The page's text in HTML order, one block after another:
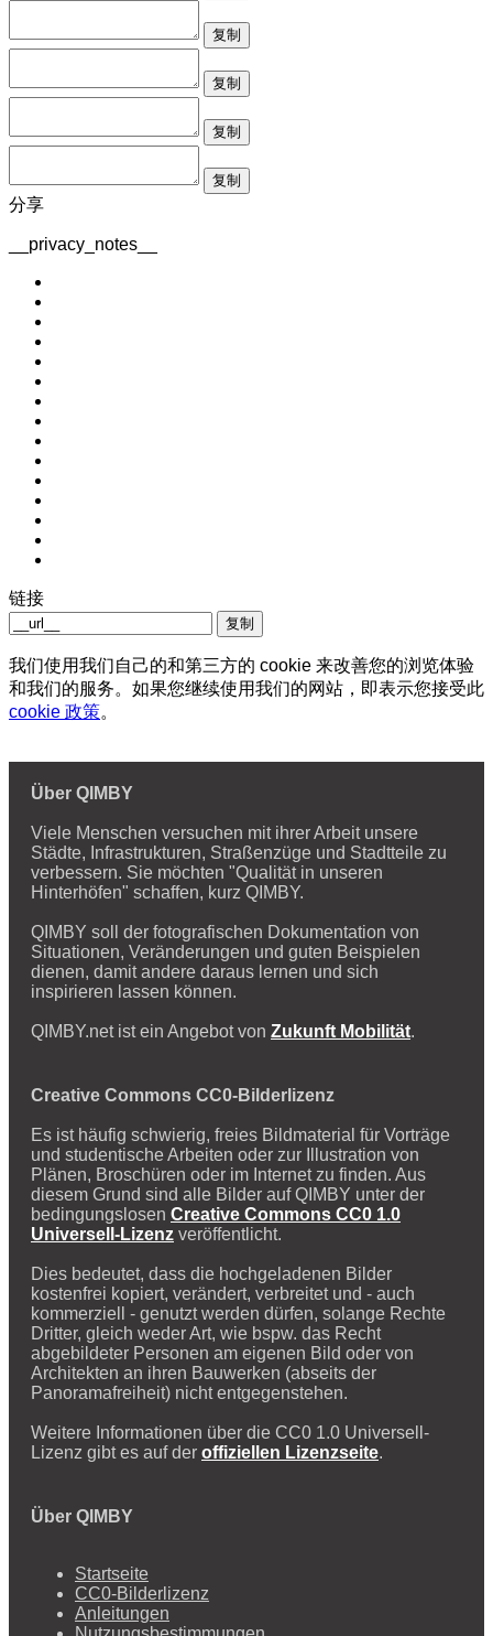
复制
复制
复制
复制
分享
__privacy_notes__
链接
复制
我们使用我们自己的和第三方的 cookie 来改善您的浏览体验
和我们的服务。如果您继续使用我们的网站，即表示您接受此
cookie 政策。
Über QIMBY
Viele Menschen versuchen mit ihrer Arbeit unsere
Städte, Infrastrukturen, Straßenzüge und Stadtteile zu
verbessern. Sie möchten "Qualität in unseren
Hinterhöfen" schaffen, kurz QIMBY.
QIMBY soll der fotografischen Dokumentation von
Situationen, Veränderungen und guten Beispielen
dienen, damit andere daraus lernen und sich
inspirieren lassen können.
QIMBY.net ist ein Angebot von Zukunft Mobilität.
Creative Commons CC0-Bilderlizenz
Es ist häufig schwierig, freies Bildmaterial für Vorträge
und studentische Arbeiten oder zur Illustration von
Plänen, Broschüren oder im Internet zu finden. Aus
diesem Grund sind alle Bilder auf QIMBY unter der
bedingungslosen Creative Commons CC0 1.0
Universell-Lizenz veröffentlicht.
Dies bedeutet, dass die hochgeladenen Bilder
kostenfrei kopiert, verändert, verbreitet und - auch
kommerziell - genutzt werden dürfen, solange Rechte
Dritter, gleich weder Art, wie bspw. das Recht
abgebildeter Personen am eigenen Bild oder von
Architekten an ihren Bauwerken (abseits der
Panoramafreiheit) nicht entgegenstehen.
Weitere Informationen über die CC0 1.0 Universell-
Lizenz gibt es auf der offiziellen Lizenzseite.
Über QIMBY
Startseite
CC0-Bilderlizenz
Anleitungen